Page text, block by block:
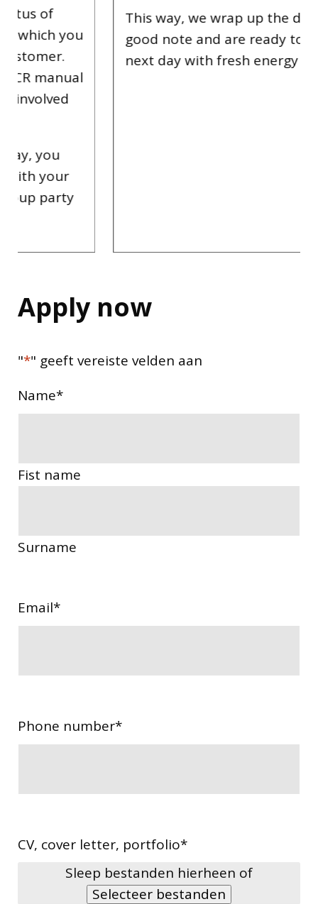
This way, we wrap up the day on a
good note and are ready to start the
next day with fresh energy and a smile.
Apply now
"*" geeft vereiste velden aan
Name*
Fist name
Surname
Email*
Phone number*
CV, cover letter, portfolio*
Sleep bestanden hierheen of
Selecteer bestanden